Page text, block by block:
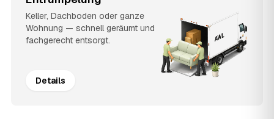
Keller, Dachboden oder ganze
Wohnung — schnell geräumt und
fachgerecht entsorgt.
Details